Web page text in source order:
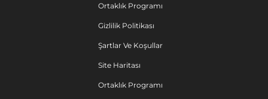
Ortaklık Programı
Gizlilik Politikası
Şartlar Ve Koşullar
Site Haritası
Ortaklık Programı